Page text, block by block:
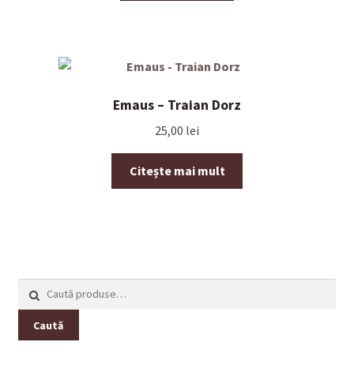
Emaus – Traian Dorz
25,00 lei
Citește mai mult
după:
Caută